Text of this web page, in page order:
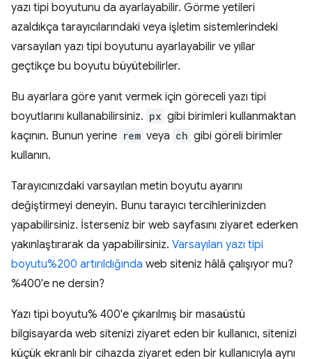
yazı tipi boyutunu da ayarlayabilir. Görme yetileri
azaldıkça tarayıcılarındaki veya işletim sistemlerindeki
varsayılan yazı tipi boyutunu ayarlayabilir ve yıllar
geçtikçe bu boyutu büyütebilirler.
Bu ayarlara göre yanıt vermek için göreceli yazı tipi
boyutlarını kullanabilirsiniz. px gibi birimleri kullanmaktan
kaçının. Bunun yerine rem veya ch gibi göreli birimler
kullanın.
Tarayıcınızdaki varsayılan metin boyutu ayarını
değiştirmeyi deneyin. Bunu tarayıcı tercihlerinizden
yapabilirsiniz. İsterseniz bir web sayfasını ziyaret ederken
yakınlaştırarak da yapabilirsiniz. Varsayılan yazı tipi
boyutu%200 artırıldığında web siteniz hâlâ çalışıyor mu?
%400'e ne dersin?
Yazı tipi boyutu% 400'e çıkarılmış bir masaüstü
bilgisayarda web sitenizi ziyaret eden bir kullanıcı, sitenizi
küçük ekranlı bir cihazda ziyaret eden bir kullanıcıyla aynı